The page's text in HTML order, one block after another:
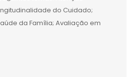
do Cuidado;
da Família; Avaliação em